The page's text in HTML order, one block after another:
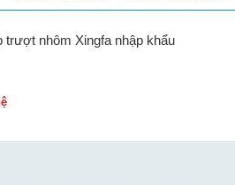
trượt nhôm Xingfa nhập khẩu